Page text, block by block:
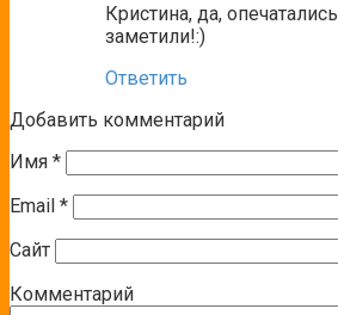
Кристина, да,
заметили!:)
Ответить
Добавить комментарий
Имя *
Email *
Сайт
Комментарий